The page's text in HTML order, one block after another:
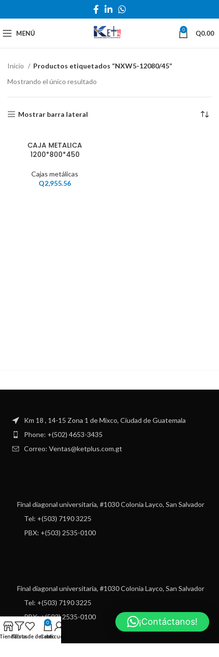
MENÚ 0 Q0.00
Inicio
Productos etiquetados “NXW5-12080/45”
Mostrando el único resultado
Mostrar barra lateral
CAJA METALICA
1200*800*450
Cajas metálicas
Q2,955.56
Km 18 , 14-15 Zona 1 de Mixco, Ciudad de Guatemala
Phone: +(502) 4653-3435
Correo: Ventas@ketplus.com.gt
Final diagonal universitaria, #1030 Colonia Layco, San Salvador
Tel: +(503) 7190 3225
PBX: +(503) 2535-0100
Final diagonal universitaria, #1030 Colonia Layco, San Salvador
Tel: +(503) 7190 3225
PBX: +(503) 2535-0100
Filtros
Lista de deseos
0
Carro
Mi cuenta
¡Contáctanos!